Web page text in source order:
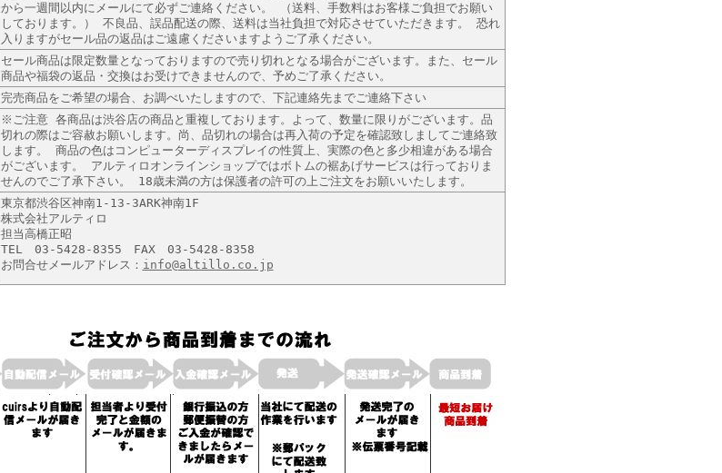
から一週間以内にメールにて必ずご連絡ください。 （送料、手数料はお客様ご負担でお願い
しております。） 不良品、誤品配送の際、送料は当社負担で対応させていただきます。 恐れ
入りますがセール品の返品はご遠慮くださいますようご了承ください。
セール商品は限定数量となっておりますので売り切れとなる場合がございます。また、セール
商品や福袋の返品・交換はお受けできませんので、予めご了承ください。
完売商品をご希望の場合、お調べいたしますので、下記連絡先までご連絡下さい
※ご注意 各商品は渋谷店の商品と重複しております。よって、数量に限りがございます。品
切れの際はご容赦お願いします。尚、品切れの場合は再入荷の予定を確認致しましてご連絡致
します。 商品の色はコンピューターディスプレイの性質上、実際の色と多少相違がある場合
がございます。 アルティロオンラインショップではボトムの裾あげサービスは行っておりま
せんのでご了承下さい。 18歳未満の方は保護者の許可の上ご注文をお願いいたします。
東京都渋谷区神南1-13-3ARK神南1F
株式会社アルティロ
担当高橋正昭
TEL 03-5428-8355 FAX 03-5428-8358
お問合せメールアドレス： info@altillo.co.jp